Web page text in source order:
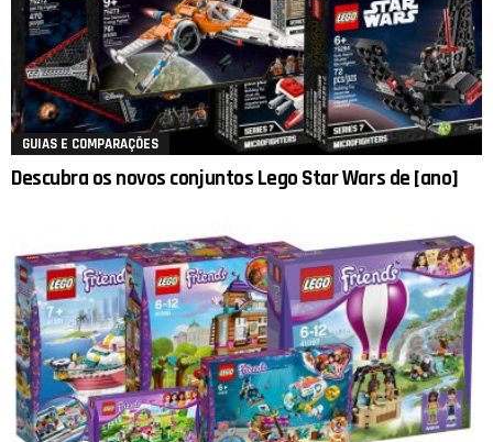
GUIAS E COMPARAÇÕES
Descubra os novos conjuntos Lego Star Wars de [ano]